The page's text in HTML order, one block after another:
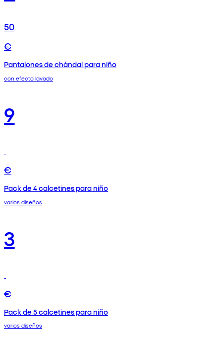
50
€
Pantalones de chándal para niño
con efecto lavado
9
€
Pack de 4 calcetines para niño
varios diseños
3
€
Pack de 5 calcetines para niño
varios diseños